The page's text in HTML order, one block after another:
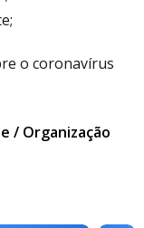
o coronavírus
/ Organização